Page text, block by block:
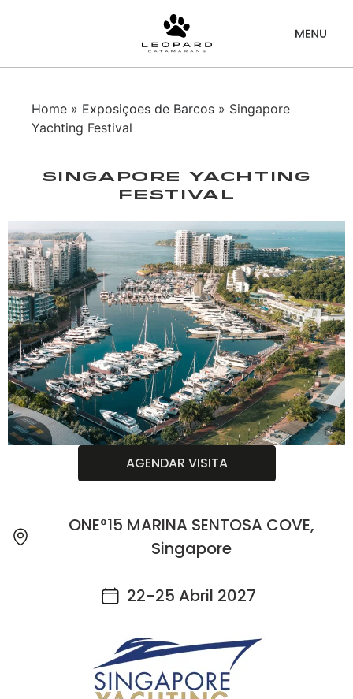
Home » Exposiçoes de Barcos » Singapore
Yachting Festival
Singapore Yachting
Festival
AGENDAR VISITA
ONE°15 MARINA SENTOSA COVE,
Singapore
22-25 Abril 2027